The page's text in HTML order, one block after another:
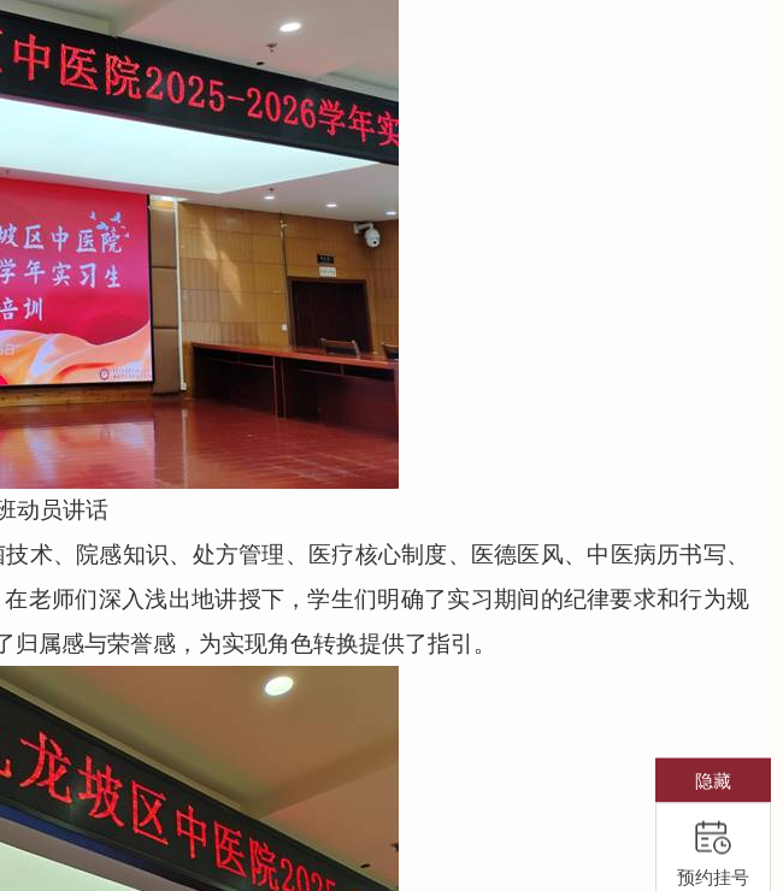
动员讲话
、院感知识、处方管理、医疗核心制度、医德医风、中医病历书写、
老师们深入浅出地讲授下，学生们明确了实习期间的纪律要求和行为规
属感与荣誉感，为实现角色转换提供了指引。
隐藏
预约挂号